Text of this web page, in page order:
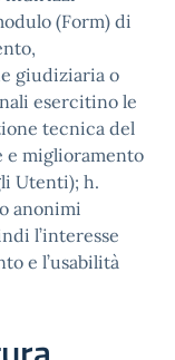
(Form) di
giudiziaria o
esercitino le
tecnica del
e miglioramento
Utenti); h.
anonimi
l’interesse
e l’usabilità